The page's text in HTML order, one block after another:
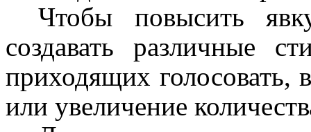
Чтобы повысить
создавать различные
приходящих голосовать,
или увеличение